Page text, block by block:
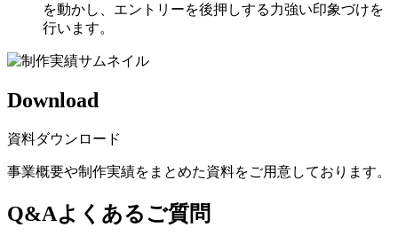
を動かし、エントリーを後押しする力強い印象づけを
行います。
Download
資料ダウンロード
事業概要や制作実績をまとめた資料をご用意しております。
Q&Aよくあるご質問